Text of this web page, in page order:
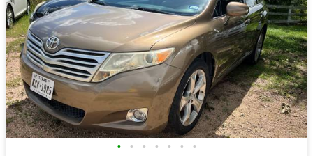
• • • • • • •